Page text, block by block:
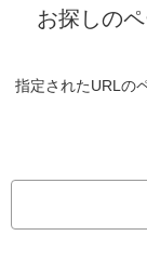
お探しの
指定されたURLの